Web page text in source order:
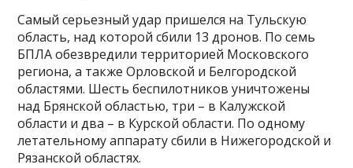
Самый серьезный удар пришелся на Тульскую
область, над которой сбили 13 дронов. По семь
БПЛА обезвредили территорией Московского
региона, а также Орловской и Белгородской
областями. Шесть беспилотников уничтожены
над Брянской областью, три – в Калужской
области и два – в Курской области. По одному
летательному аппарату сбили в Нижегородской и
Рязанской областях.